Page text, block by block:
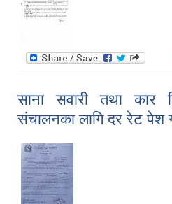
साना सवारी तथा कार
संचालनका लागि दर रेट पेश